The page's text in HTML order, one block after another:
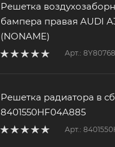
Решетка
бампера правая AUDI
(NONAME)
Арт.:
Решетка радиатора в
8401550HF04A885
Арт.: